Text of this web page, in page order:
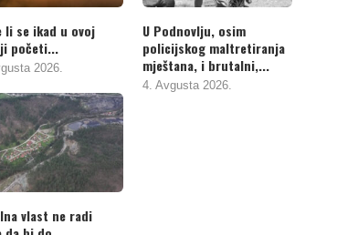
li se ikad u ovoj
početi...
2026.
U Podnovlju, osim
policijskog maltretiranja
mještana, i brutalni,...
4. Avgusta 2026.
vlast ne radi